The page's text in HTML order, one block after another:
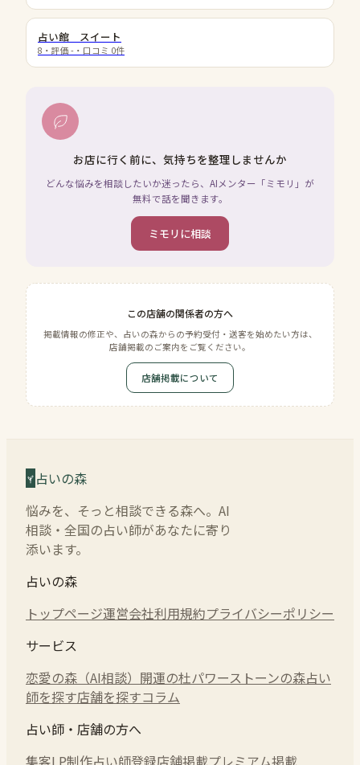
占い館 スイート
8 ・評価 - ・口コミ 0件
お店に行く前に、気持ちを整理しませんか
どんな悩みを相談したいか迷ったら、AIメンター「ミモリ」が
無料で話を聞きます。
ミモリに相談
この店舗の関係者の方へ
掲載情報の修正や、占いの森からの予約受付・送客を始めたい方は、
店舗掲載のご案内をご覧ください。
店舗掲載について
占いの森
悩みを、そっと相談できる森へ。AI
相談・全国の占い師があなたに寄り
添います。
占いの森
トップページ運営会社利用規約プライバシーポリシー
サービス
恋愛の森（AI相談） 開運の杜パワーストーンの森占い
師を探す店舗を探すコラム
占い師・店舗の方へ
集客LP制作占い師登録店舗掲載プレミアム掲載